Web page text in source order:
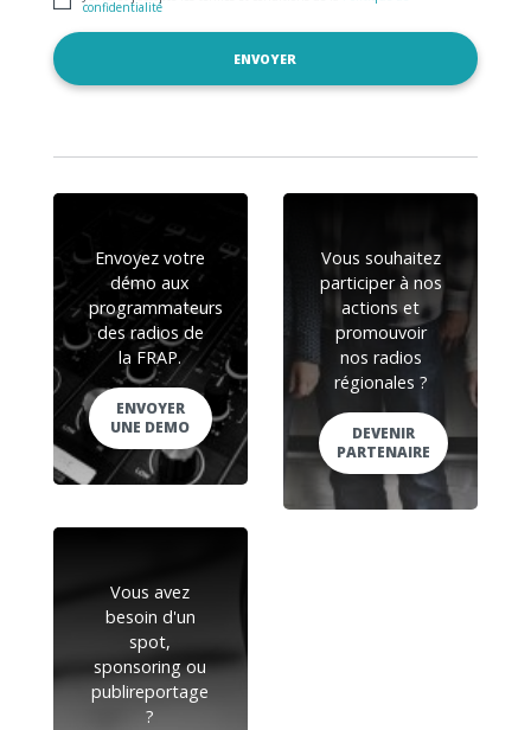
confidentialité
Envoyez votre
démo aux
programmateurs
des radios de
la FRAP.
ENVOYER
UNE DEMO
Vous souhaitez
participer à nos
actions et
promouvoir
nos radios
régionales ?
DEVENIR
PARTENAIRE
Vous avez
besoin d'un
spot,
sponsoring ou
publireportage
?